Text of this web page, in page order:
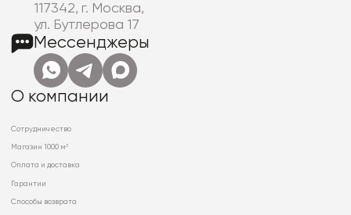
117342, г. Москва,
ул. Бутлерова 17
Мессенджеры
О компании
Сотрудничество
Магазин 1000 м²
Оплата и доставка
Гарантии
Способы возврата